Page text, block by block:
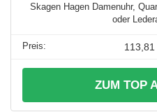
Skagen Hagen Damenuhr,
oder
113,81
ZUM TOP